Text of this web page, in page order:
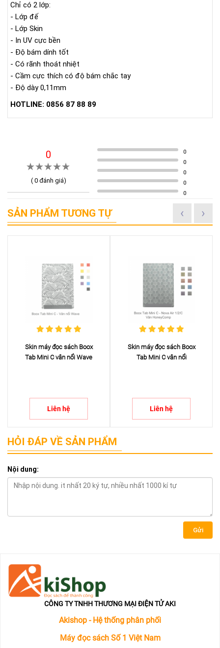
Chỉ có 2 lớp:
- Lớp đế
- Lớp Skin
- In UV cực bền
- Độ bám dính tốt
- Có rãnh thoát nhiệt
- Cầm cực thích có độ bám chắc tay
- Độ dày 0,11mm
HOTLINE: 0856 87 88 89
0
(0 đánh giá)
0
0
0
0
0
SẢN PHẨM TƯƠNG TỰ
Skin máy đọc sách Boox
Tab Mini C vân nổi Wave
Liên hệ
Skin máy đọc sách Boox
Tab Mini C vân nổi
Liên hệ
‹ ›
HỎI ĐÁP VỀ SẢN PHẨM
Nội dung:
Gửi
CÔNG TY TNHH THƯƠNG MẠI ĐIỆN TỬ AKI
Akishop - Hệ thống phân phối
Máy đọc sách Số 1 Việt Nam